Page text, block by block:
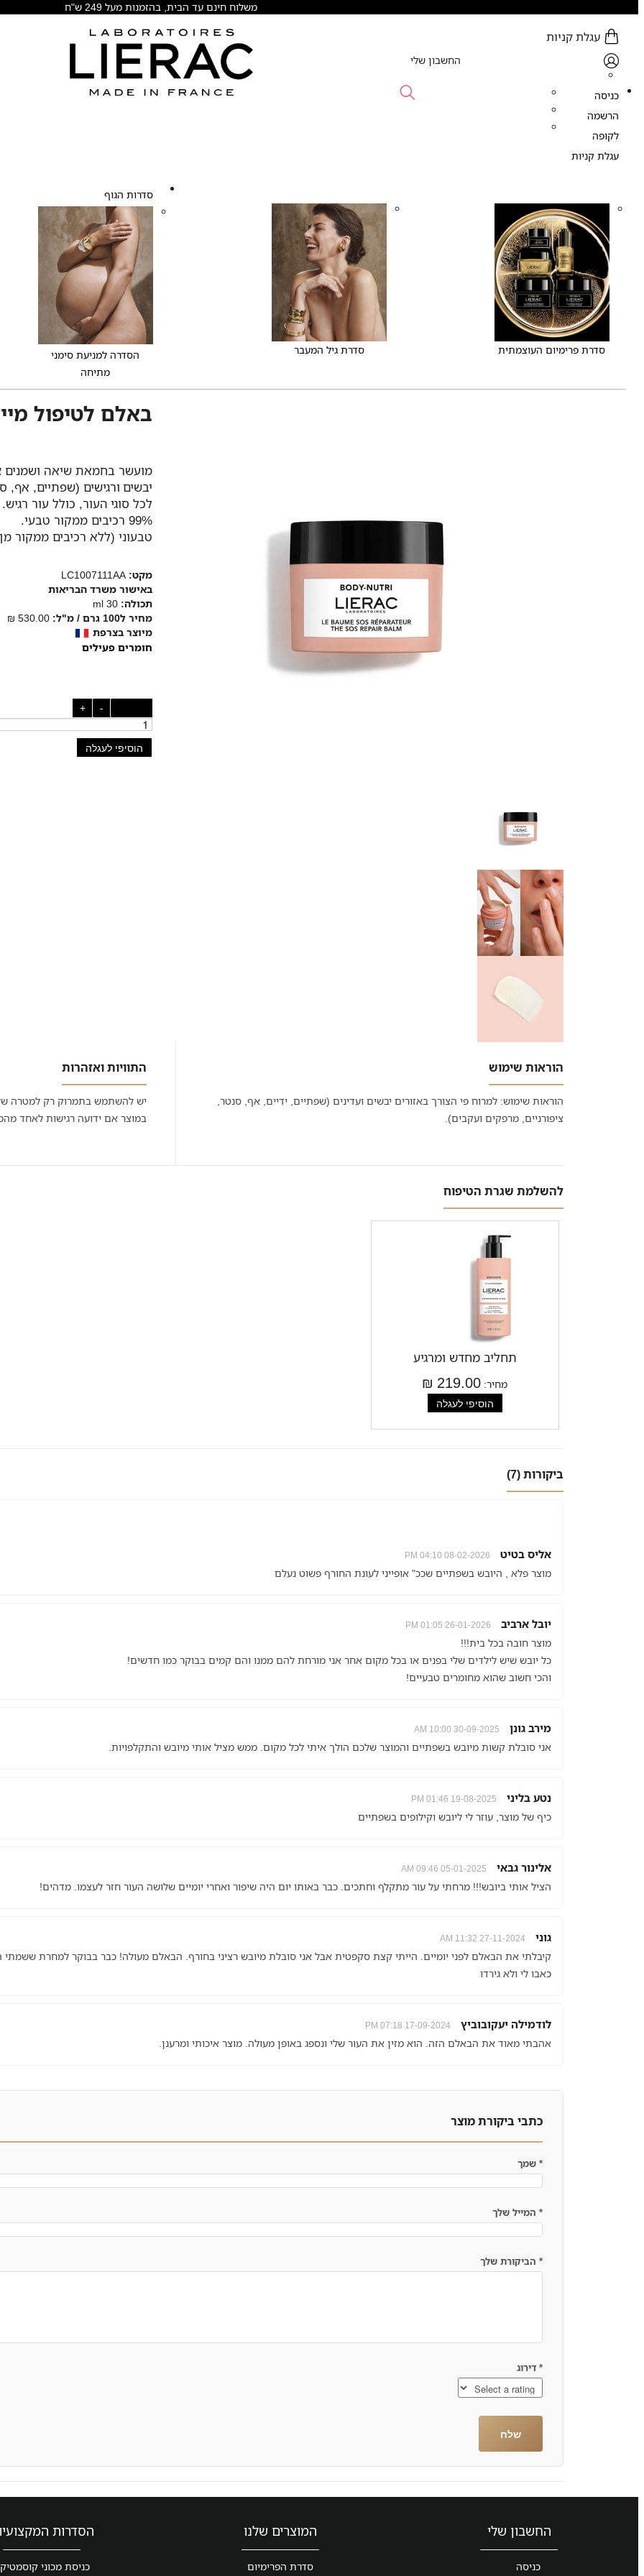
משלוח חינם עד הבית, בהזמנות מעל 249 ש"ח
עגלת קניות
החשבון שלי
כניסה
הרשמה
לקופה
עגלת קניות
סדרת פרימיום העוצמתית סדרת גיל המעבר
סדרות הגוף
הסדרה למניעת סימני
מתיחה
באלם לטיפול
מועשר בחמאת שיאה ושמנים
יבשים ורגישים (שפתיים, אף,
לכל סוגי העור, כולל עור רגיש.
99% רכיבים ממקור טבעי.
טבעוני (ללא רכיבים ממקור
מקט: LC1007111AA
באישור משרד הבריאות
תכולה: 30 ml
מחיר ל100 גרם / מ"ל:
530.00 ₪
מיוצר בצרפת
חומרים פעילים
-
+
הוסיפי לעגלה
הוראות שימוש
הוראות שימוש: למרוח פי הצורך באזורים יבשים ועדינים (שפתיים, ידיים, אף, סנטר,
ציפורניים, מרפקים ועקבים).
התוויות ואזהרות
יש להשתמש בתמרוק רק למטרה
במוצר אם ידועה רגישות לאחד
להשלמת שגרת הטיפוח
תחליב מחדש ומרגיע
מחיר: 219.00 ₪
ביקורות (7)
אליס בטיט 08-02-2026 04:10 PM
מוצר פלא , היובש בשפתיים שככ" אופייני לעונת החורף פשוט נעלם
יובל ארביב 26-01-2026 01:05 PM
מוצר חובה בכל בית!!!
כל יובש שיש לילדים שלי בפנים או בכל מקום אחר אני מורחת להם ממנו והם קמים בבוקר כמו חדשים!
והכי חשוב שהוא מחומרים טבעיים!
מירב גונן 30-09-2025 10:00 AM
אני סובלת קשות מיובש בשפתיים והמוצר שלכם הולך איתי לכל מקום. ממש מציל אותי מיובש והתקלפויות.
נטע בליני 19-08-2025 01:46 PM
כיף של מוצר, עוזר לי ליובש וקילופים בשפתיים
אלינור גבאי 05-01-2025 09:46 AM
הציל אותי ביובש!!! מרחתי על עור מתקלף וחתכים. כבר באותו יום היה שיפור ואחרי יומיים שלושה העור חזר לעצמו. מדהים!
גוני 27-11-2024 11:32 AM
קיבלתי את הבאלם לפני יומיים. הייתי קצת סקפטית אבל אני סובלת מיובש רציני בחורף. הבאלם מעולה! כבר בבוקר למחרת ששמתי
כאבו לי ולא גירדו
לודמילה יעקובוביץ 17-09-2024 07:18 PM
אהבתי מאוד את הבאלם הזה. הוא מזין את העור שלי ונספג באופן מעולה. מוצר איכותי ומרענן.
כתבי ביקורת מוצר
* שמך
* המייל שלך
* הביקורת שלך
* דירוג
הסדרות
כניסת מכוני
המוצרים שלנו
סדרת הפרימיום
החשבון שלי
כניסה